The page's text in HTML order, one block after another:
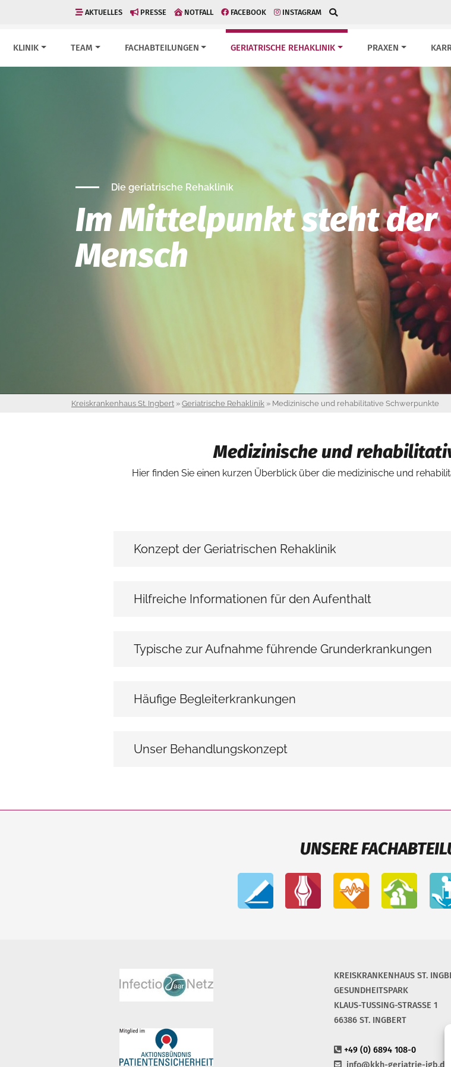
AKTUELLES PRESSE NOTFALL FACEBOOK INSTAGRAM
KLINIK TEAM FACHABTEILUNGEN GERIATRISCHE REHAKLINIK PRAXEN
Die geriatrische Rehaklinik
Im Mittelpunkt steht der
Mensch
Kreiskrankenhaus St. Ingbert » Geriatrische Rehaklinik » Medizinische und rehabilitative Schwerpunkte
Medizinische und
Hier finden Sie einen kurzen Überblick über die medizinische und
Konzept der Geriatrischen Rehaklinik
Hilfreiche Informationen für den Aufenthalt
Typische zur Aufnahme führende Grunderkrankungen
Häufige Begleiterkrankungen
Unser Behandlungskonzept
UNSERE
KREISKRANKENHAUS ST.
GESUNDHEITSPARK
KLAUS-TUSSING-STRASSE 1
66386 ST. INGBERT
+49 (0) 6894 108-0
info@kkh-geriatrie-igb.de